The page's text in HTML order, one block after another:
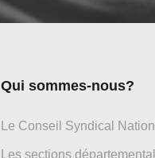
Qui sommes-nous?
Le Conseil Syndical
Les sections